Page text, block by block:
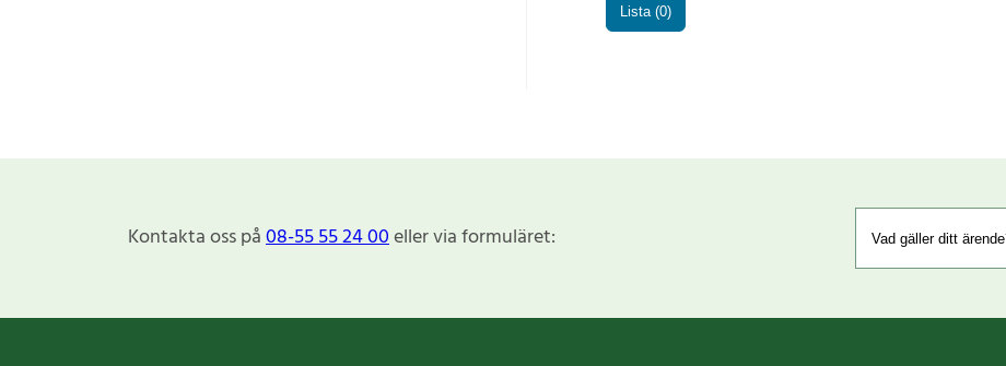
Lista (0)
Kontakta oss på08-55 55 24 00eller via formuläret: